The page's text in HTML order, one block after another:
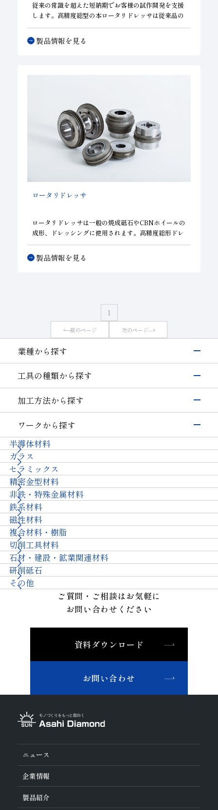
業種から探す
電子・半導体
シリコン
磁性材料
伸線
その他(電子・半導体)
輸送機器
自動車・二輪
セラミックス(自動車部品)
その他(輸送機器)
機械・工具
セラミックス(構造部品）
機械付
超硬
軸受
その他(機械)
石材・建設
石材
土木・鉱業
その他業種
宝飾 その他(その他業種)
工具の種類から探す
研削工具
精密カッティングツール
切削工具
耐摩耗工具
伸線工具
ドレッサ
石材・建設・鉱業関連工具
その他
加工方法から探す
切断・溝入れ
穴あけ
切削
耐摩耗
伸線
ツルーイング・ドレッシング
研磨
ワークから探す
半導体材料
ガラス
セラミックス
精密金型材料
非鉄・特殊金属材料
鉄系材料
磁性材料
複合材料・樹脂
切削工具材料
石材・建設・鉱業関連材料
研削砥石
その他
従来の常識を超えた短納期でお客様の試作開発を支援
します。高精度総型の本ロータリドレッサは従来品の
性能そのままに、短納期を達成しています。短納期を
優先される試作開発等のご担当者様のご要望にお応え
したロータリドレッサです。
製品情報を見る
ロータリドレッサ
ロータリドレッサは一般の焼成砥石やCBNホイールの
成形、ドレッシングに使用されます。高精度総形ドレ
ッシングも短時間で行えるため、大量生産に威力を発
揮します。製法として、焼結タイプと電鋳タイプがあ
り、焼結タイプは耐久性に優れており、電鋳タイプは
製品情報を見る
前のページ
1
次のページ
ご質問・ご相談はお気軽に
お問い合わせください
資料ダウンロード
お問い合わせ
ニュース
企業情報
旭ダイヤについて
ダイヤの輪
製品紹介